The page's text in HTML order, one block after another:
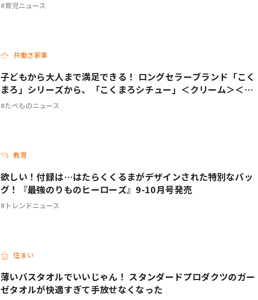
育児ニュース
共働き家事
子どもから大人まで満足できる！ ロングセラーブランド「こく
まろ」シリーズから、「こくまろシチュー」＜クリーム＞＜ビ
ーフ＞が新発売
たべものニュース
教育
欲しい！付録は…はたらくくるまがデザインされた特別なバッ
グ！『最強のりものヒーローズ』9-10月号発売
トレンドニュース
住まい
薄いバスタオルでいいじゃん！ スタンダードプロダクツのガー
ゼタオルが快適すぎて手放せなくなった